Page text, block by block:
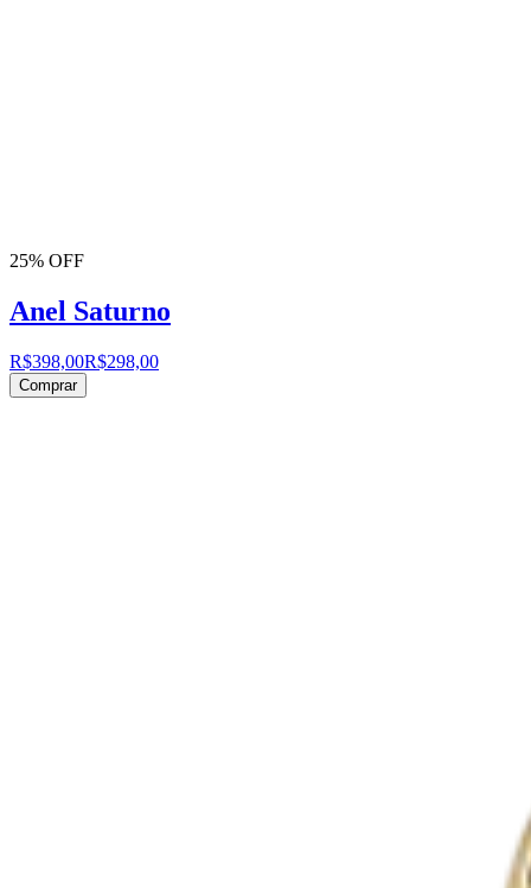
25% OFF
Anel Saturno
R$398,00R$298,00
Comprar